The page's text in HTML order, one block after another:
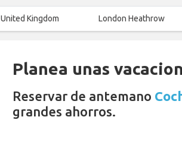
United Kingdom London Heathrow
Planea unas
Reservar de antemano
grandes ahorros.